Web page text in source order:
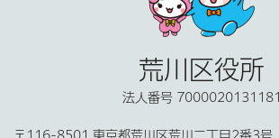
荒川区役所
法人番号 7000020131181